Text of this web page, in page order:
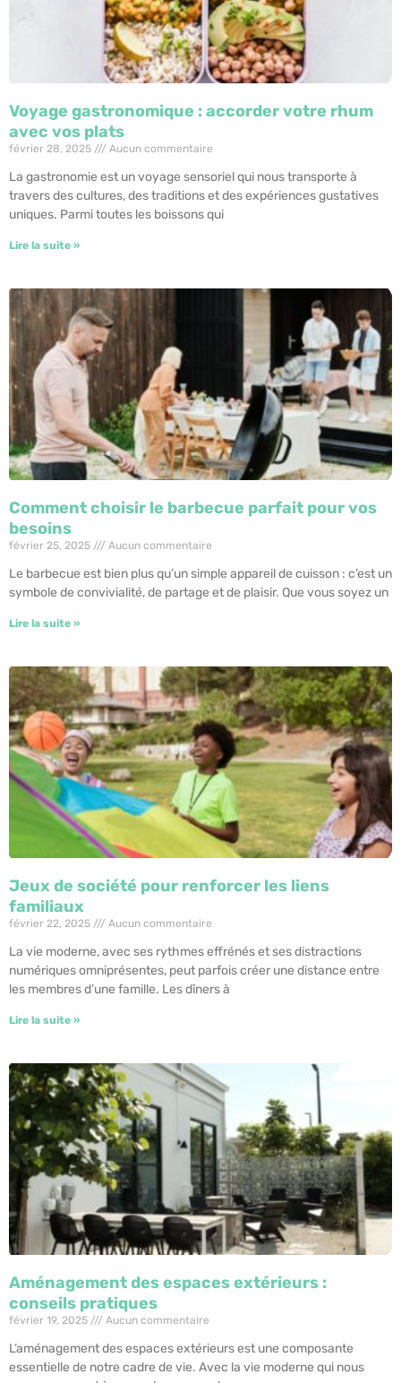
Voyage gastronomique : accorder votre rhum
avec vos plats
février 28, 2025 Aucun commentaire
La gastronomie est un voyage sensoriel qui nous transporte à
travers des cultures, des traditions et des expériences gustatives
uniques. Parmi toutes les boissons qui
Lire la suite »
Comment choisir le barbecue parfait pour vos
besoins
février 25, 2025 Aucun commentaire
Le barbecue est bien plus qu’un simple appareil de cuisson : c’est un
symbole de convivialité, de partage et de plaisir. Que vous soyez un
Lire la suite »
Jeux de société pour renforcer les liens
familiaux
février 22, 2025 Aucun commentaire
La vie moderne, avec ses rythmes effrénés et ses distractions
numériques omniprésentes, peut parfois créer une distance entre
les membres d’une famille. Les dîners à
Lire la suite »
Aménagement des espaces extérieurs :
conseils pratiques
février 19, 2025 Aucun commentaire
L’aménagement des espaces extérieurs est une composante
essentielle de notre cadre de vie. Avec la vie moderne qui nous